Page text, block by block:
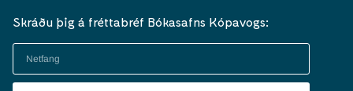
Skráðu þig á fréttabréf Bókasafns Kópavogs: